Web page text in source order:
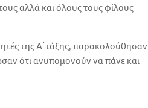
αλλά και όλους τους φίλους
της Α΄τάξης, παρακολούθησαν
ότι ανυπομονούν να πάνε και